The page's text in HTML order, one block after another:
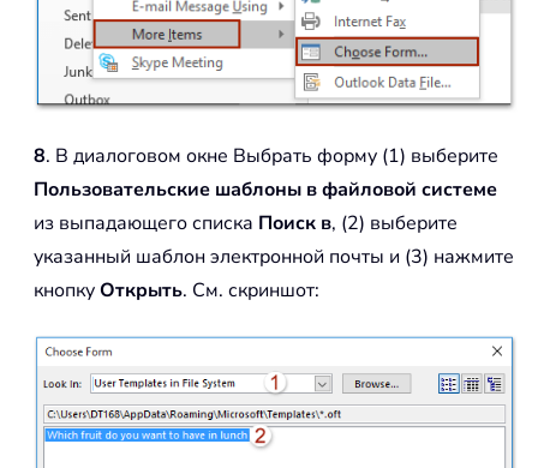
8. В диалоговом окне Выбрать форму (1) выберите
Пользовательские шаблоны в файловой системе
из выпадающего списка Поиск в, (2) выберите
указанный шаблон электронной почты и (3) нажмите
кнопкуОткрыть. См. скриншот: